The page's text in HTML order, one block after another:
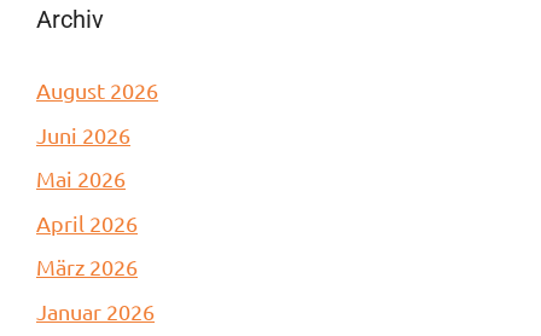
Archiv
August 2026
Juni 2026
Mai 2026
April 2026
März 2026
Januar 2026